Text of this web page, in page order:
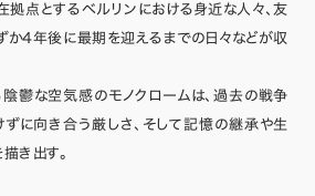
拠点とするベルリンにおける身近な人々、友
か4年後に最期を迎えるまでの日々などが収
鬱な空気感のモノクロームは、過去の戦争
に向き合う厳しさ、そして記憶の継承や生
き出す。